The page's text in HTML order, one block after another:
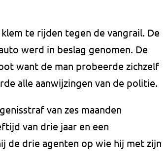
te rijden tegen de vangrail. De
werd in beslag genomen. De
want de man probeerde zichzelf
alle aanwijzingen van de politie.
van zes maanden
van drie jaar en een
de drie agenten op wie hij met zijn